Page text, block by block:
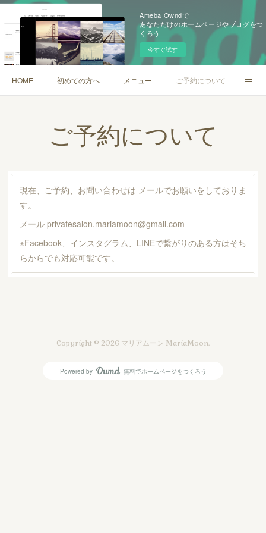
Ameba Owndで
あなただけのホームページやブログをつ
くろう
今すぐ試す
HOME 初めての方へ メニュー ご予約について
ご予約について
現在、ご予約、お問い合わせは メールでお願いをしておりま
す。
メール privatesalon.mariamoon@gmail.com
※Facebook、インスタグラム、LINEで繋がりのある方はそち
らからでも対応可能です。
Copyright © 2026 マリアムーン MariaMoon.
Powered by AmebaOwnd
無料でホームページをつくろう